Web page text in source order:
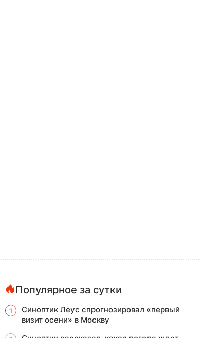
Популярное за сутки
Синоптик Леус спрогнозировал «первый
визит осени» в Москву